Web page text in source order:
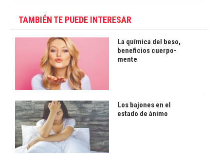
TAMBIÉN TE PUEDE INTERESAR
La química del beso,
beneficios cuerpo-
mente
Los bajones en el
estado de ánimo